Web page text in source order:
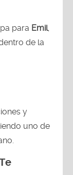
para Emil,
de la
y
uno de